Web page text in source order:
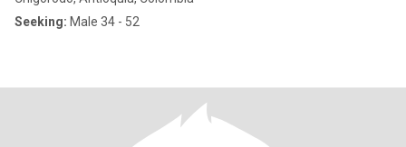
Seeking: Male 34 - 52